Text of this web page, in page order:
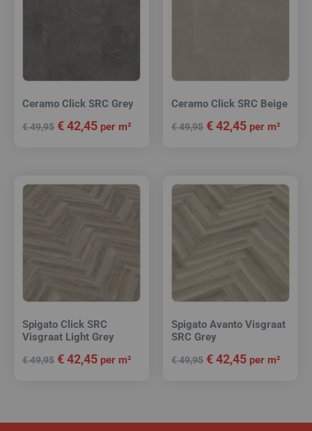
Ceramo Click SRC Grey
€49,95 €42,45 per m²
Ceramo Click SRC Beige
€49,95 €42,45 per m²
Spigato Click SRC
Visgraat Light Grey
€49,95 €42,45 per m²
Spigato Avanto Visgraat
SRC Grey
€49,95 €42,45 per m²